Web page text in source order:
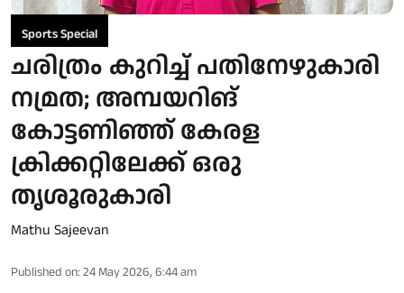
Sports Special
ചരിത്രം കുറിച്ച് പതിനേഴുകാരി
നമ്രത; അമ്പയറിങ്
കോട്ടണിഞ്ഞ് കേരള
ക്രിക്കറ്റിലേക്ക് ഒരു
തൃശൂരുകാരി
Mathu Sajeevan
Published on: 24 May 2026, 6:44 am